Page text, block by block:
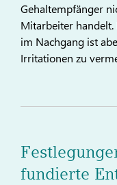
Gehaltempfänger
Mitarbeiter handelt.
im Nachgang ist
Irritationen zu
fundierte